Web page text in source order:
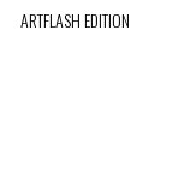
ARTFLASH EDITION